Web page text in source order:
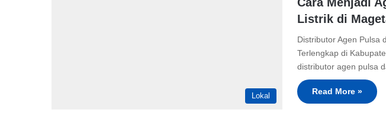
Lokal
Listrik di
Distributor Agen Pulsa
Terlengkap di
distributor agen pulsa
Read More »